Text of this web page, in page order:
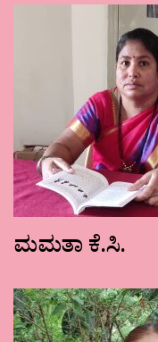
ಮಮತಾ ಕೆ.ಸಿ.